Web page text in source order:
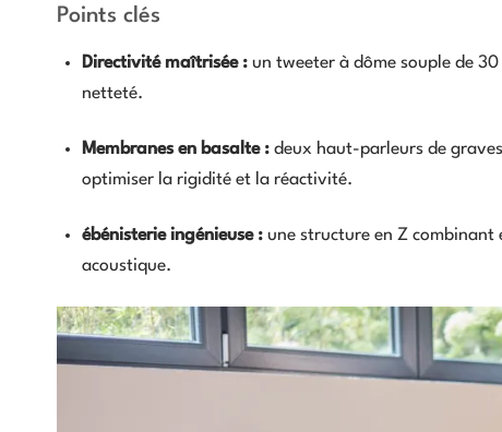
Points clés
Directivité maîtrisée :un tweeter à dôme souple de 30
netteté.
Membranes en basalte :deux haut-parleurs de
optimiser la rigidité et la réactivité.
ébénisterie ingénieuse :une structure en Z combinant
acoustique.